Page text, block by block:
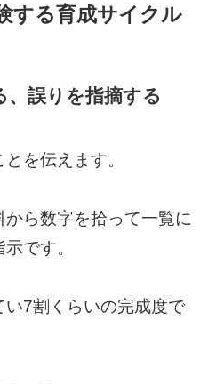
する育成サイクル
、誤りを指摘する
を伝えます。
ら数字を拾って一覧に
です。
7割くらいの完成度で